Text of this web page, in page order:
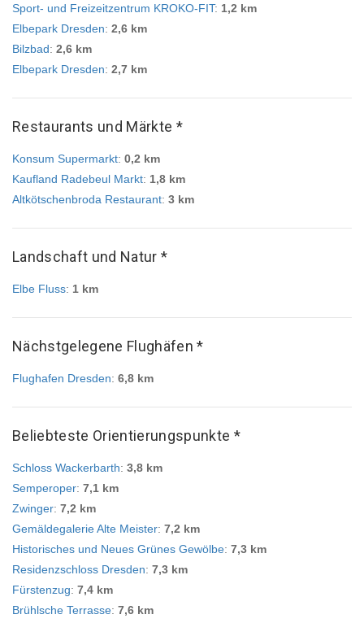
Sport- und Freizeitzentrum KROKO-FIT: 1,2 km
Elbepark Dresden: 2,6 km
Bilzbad: 2,6 km
Elbepark Dresden: 2,7 km
Restaurants und Märkte *
Konsum Supermarkt: 0,2 km
Kaufland Radebeul Markt: 1,8 km
Altkötschenbroda Restaurant: 3 km
Landschaft und Natur *
Elbe Fluss: 1 km
Nächstgelegene Flughäfen *
Flughafen Dresden: 6,8 km
Beliebteste Orientierungspunkte *
Schloss Wackerbarth: 3,8 km
Semperoper: 7,1 km
Zwinger: 7,2 km
Gemäldegalerie Alte Meister: 7,2 km
Historisches und Neues Grünes Gewölbe: 7,3 km
Residenzschloss Dresden: 7,3 km
Fürstenzug: 7,4 km
Brühlsche Terrasse: 7,6 km